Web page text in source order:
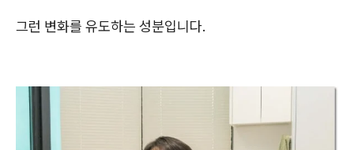
그런 변화를 유도하는 성분입니다.